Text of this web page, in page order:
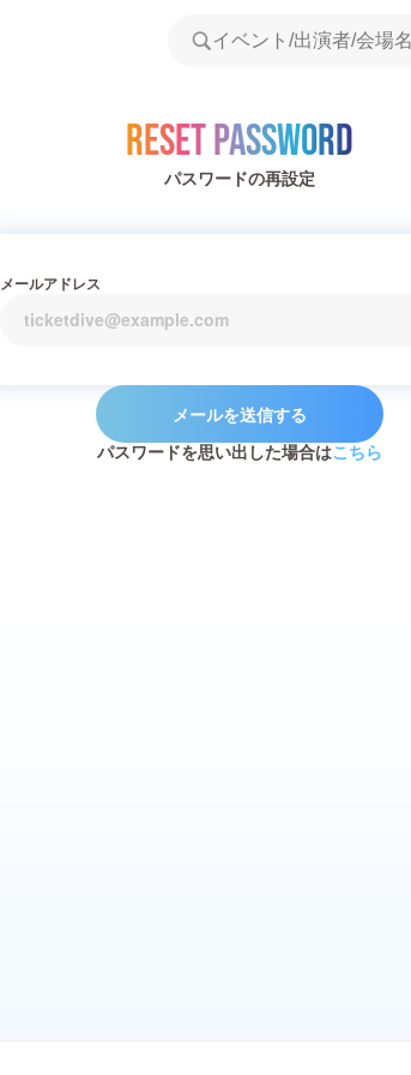
Reset Password
パスワードの再設定
メールアドレス
メールを送信する
パスワードを思い出した場合はこちら